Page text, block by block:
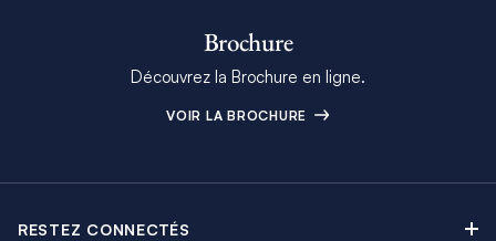
Brochure
Découvrez la Brochure en ligne.
VOIR LA BROCHURE
RESTEZ CONNECTÉS